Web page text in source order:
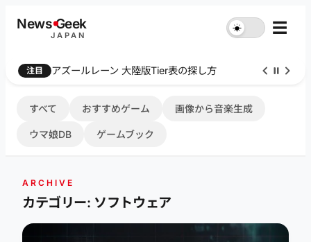
NewsGeek
JAPAN
☀︎ ☰
注目 アズールレーン 大陸版Tier表の探し方
すべて おすすめゲーム 画像から音楽生成
ウマ娘DB ゲームブック
ARCHIVE
カテゴリー: ソフトウェア